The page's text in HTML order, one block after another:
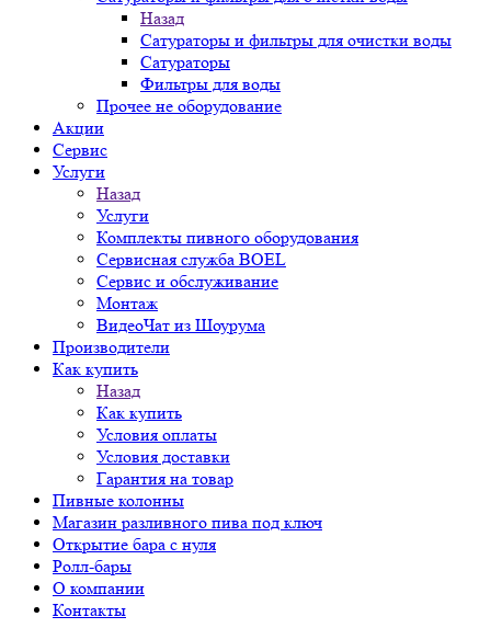
Назад
Сатураторы и фильтры для очистки воды
Сатураторы
Фильтры для воды
Прочее не оборудование
Акции
Сервис
Услуги
Назад
Услуги
Комплекты пивного оборудования
Сервисная служба BOEL
Сервис и обслуживание
Монтаж
ВидеоЧат из Шоурума
Производители
Как купить
Назад
Как купить
Условия оплаты
Условия доставки
Гарантия на товар
Пивные колонны
Магазин разливного пива под ключ
Открытие бара с нуля
Ролл-бары
О компании
Контакты